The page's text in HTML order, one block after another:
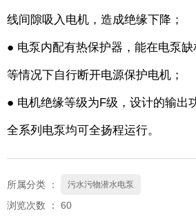
线间隙吸入电机，造成绝缘下降；
● 电泵内配有热保护器，能在电泵
等情况下自行断开电源保护电机；
● 电机绝缘等级为F级，设计的输出
全系列电泵均可全扬程运行。
所属分类 ： 污水污物潜水电泵
浏览次数 ： 60